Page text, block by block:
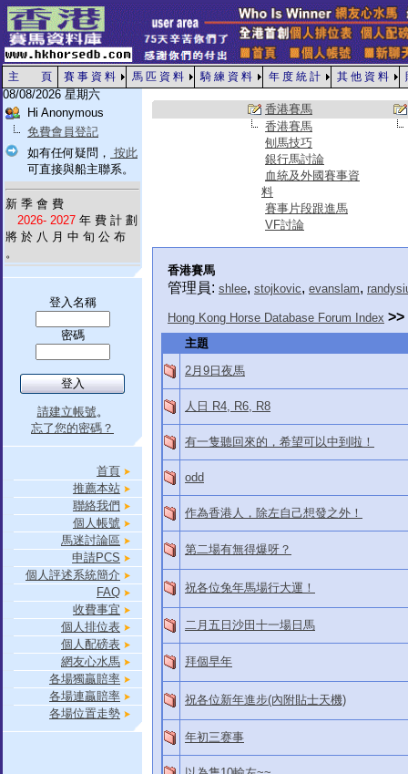
主 頁 賽 事 資 料 馬 匹 資 料 騎 練 資 料 年 度 統 計 其 他 資 料
08/08/2026 星期六
Hi Anonymous
免費會員登記
如有任何疑問， 按此
可直接與船主聯系。
新 季 會 費
2026- 2027 年 費 計 劃
將 於 八 月 中 旬 公 布
。
登入名稱
密碼
請建立帳號。
忘了您的密碼？
首頁
推薦本站
聯絡我們
個人帳號
馬迷討論區
申請PCS
個人評述系統簡介
FAQ
收費事宜
個人排位表
個人配磅表
網友心水馬
各場獨贏賠率
各場連贏賠率
各場位置走勢
香港賽馬
香港賽馬
刨馬技巧
銀行馬討論
血統及外國賽事資
料
賽事片段跟進馬
VF討論
香港賽馬
管理員: shlee, stojkovic, evanslam,
Hong Kong Horse Database Forum Index >>
主題
2月9日夜馬
人日 R4, R6, R8
有一隻聽回來的，希望可以中到啦！
odd
作為香港人，除左自己想發之外！
第二場有無得爆呀？
祝各位兔年馬場行大運！
二月五日沙田十一場日馬
拜個早年
祝各位新年進步(內附貼士天機)
年初三赛事